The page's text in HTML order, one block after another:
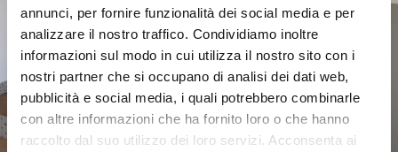
annunci, per fornire funzionalità dei social media e per
analizzare il nostro traffico. Condividiamo inoltre
informazioni sul modo in cui utilizza il nostro sito con i
nostri partner che si occupano di analisi dei dati web,
pubblicità e social media, i quali potrebbero combinarle
con altre informazioni che ha fornito loro o che hanno
raccolto dal suo utilizzo dei loro servizi. Acconsenta ai